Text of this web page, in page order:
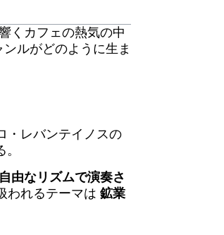
くカフェの熱気の中
ルがどのように生ま
・レバンテイノスの
自由なリズムで演奏さ
われるテーマは 鉱業